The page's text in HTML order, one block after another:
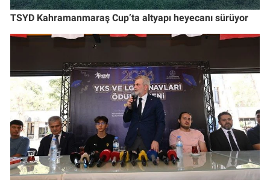
TSYD Kahramanmaraş Cup’ta altyapı heyecanı sürüyor